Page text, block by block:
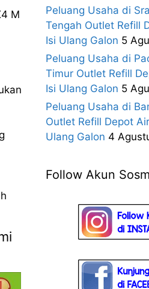
M
Peluang Usaha di
Tengah Outlet Refill
Isi Ulang Galon 5
Peluang Usaha di
Timur Outlet Refill
Isi Ulang Galon 5
Peluang Usaha di
Outlet Refill Depot
Ulang Galon 4
Follow Akun